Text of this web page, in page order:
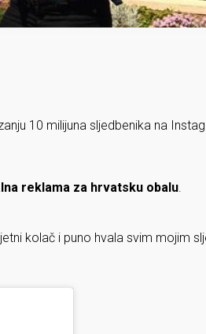
10 milijuna sljedbenika na
reklama za hrvatsku obalu.
kolač i puno hvala svim mojim